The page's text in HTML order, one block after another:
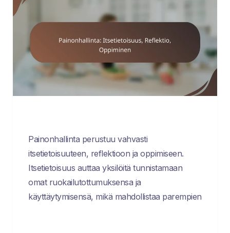
Painonhallinta perustuu vahvasti
itsetietoisuuteen, reflektioon ja oppimiseen.
Itsetietoisuus auttaa yksilöitä tunnistamaan
omat ruokailutottumuksensa ja
käyttäytymisensä, mikä mahdollistaa parempien